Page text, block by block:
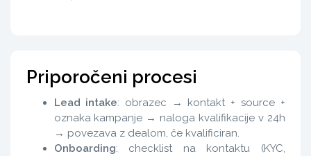
Priporočeni procesi
Lead intake: obrazec → kontakt + source +
oznaka kampanje → naloga kvalifikacije v 24h
→ povezava z dealom, če kvalificiran.
Onboarding: checklist na kontaktu (KYC,